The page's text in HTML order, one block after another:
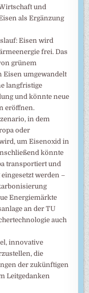
und
als Ergänzung
Eisen wird
frei. Das
grünem
Eisen umgewandelt
langfristige
und könnte neue
eröffnen.
in dem
oder
um Eisenoxid in
könnte
transportiert und
werden –
Energiemärkte
an der TU
auch
innovative
die
der zukünftigen
Leitgedanken